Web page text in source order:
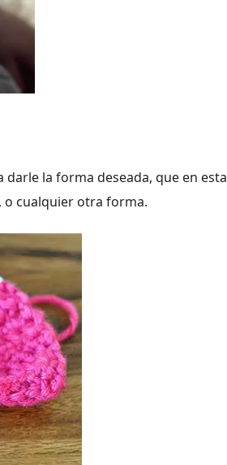
la forma deseada, que en esta
, o cualquier otra forma.